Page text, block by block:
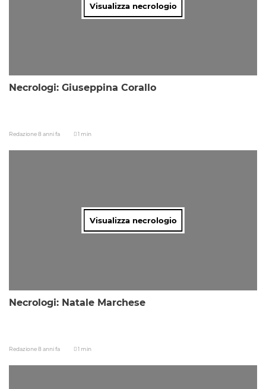
Visualizza necrologio
Necrologi: Giuseppina Corallo
Redazione8 anni fa 1 min
Visualizza necrologio
Necrologi: Natale Marchese
Redazione8 anni fa 1 min